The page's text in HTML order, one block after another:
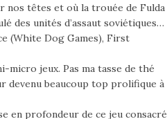
nos têtes et où la trouée de Fulda
des unités d’assaut soviétiques…
(White Dog Games), First
micro jeux. Pas ma tasse de thé
devenu beaucoup top prolifique à
en profondeur de ce jeu consacré